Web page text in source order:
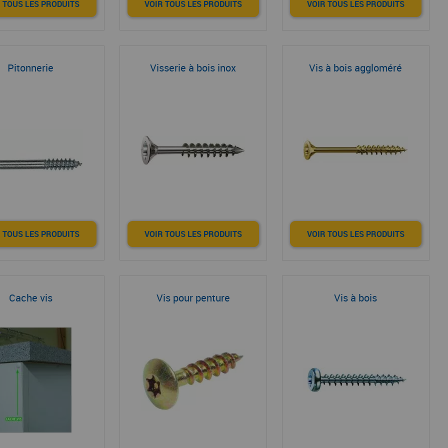
TOUS LES PRODUITS VOIR TOUS LES PRODUITS VOIR TOUS LES PRODUITS
Pitonnerie
TOUS LES PRODUITS
Visserie à bois inox
VOIR TOUS LES PRODUITS
Vis à bois aggloméré
VOIR TOUS LES PRODUITS
Cache vis Vis pour penture Vis à bois